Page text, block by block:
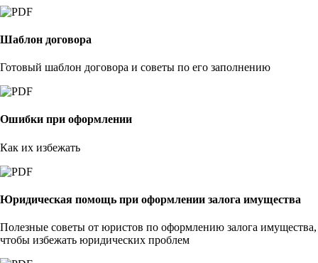
Шаблон договора
Готовый шаблон договора и советы по его заполнению
Ошибки при оформлении
Как их избежать
Юридическая помощь при оформлении залога имущества
Полезные советы от юристов по оформлению залога имущества,
чтобы избежать юридических проблем